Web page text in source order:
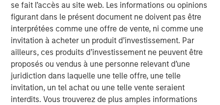
se fait l’accès au site web. Les informations ou opinions
figurant dans le présent document ne doivent pas être
interprétées comme une offre de vente, ni comme une
invitation à acheter un produit d’investissement. Par
ailleurs, ces produits d’investissement ne peuvent être
proposés ou vendus à une personne relevant d’une
juridiction dans laquelle une telle offre, une telle
invitation, un tel achat ou une telle vente seraient
interdits. Vous trouverez de plus amples informations
“Since founding RowCal in 2018, the company has
experienced strong growth through our focus on
delivering a high-quality experience to HOA managers.
We believe our partnership with MSCP will enable us to
continue our national buildout and growth trajectory by
investing in the capability set to drive organic growth and
expand our geographic footprint,” said Jake Christenson,
CEO of RowCal.